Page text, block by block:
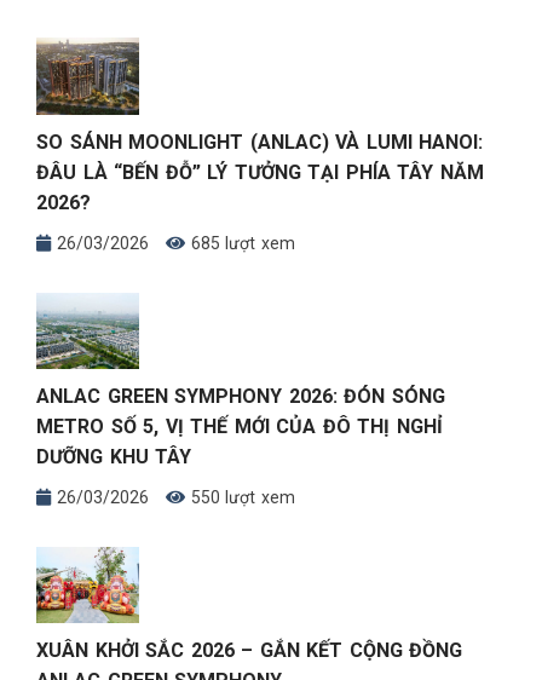
SO SÁNH MOONLIGHT (ANLAC) VÀ LUMI HANOI:
ĐÂU LÀ “BẾN ĐỖ” LÝ TƯỞNG TẠI PHÍA TÂY NĂM
2026?
26/03/2026 685 lượt xem
ANLAC GREEN SYMPHONY 2026: ĐÓN SÓNG
METRO SỐ 5, VỊ THẾ MỚI CỦA ĐÔ THỊ NGHỈ
DƯỠNG KHU TÂY
26/03/2026 550 lượt xem
XUÂN KHỞI SẮC 2026 – GẮN KẾT CỘNG ĐỒNG